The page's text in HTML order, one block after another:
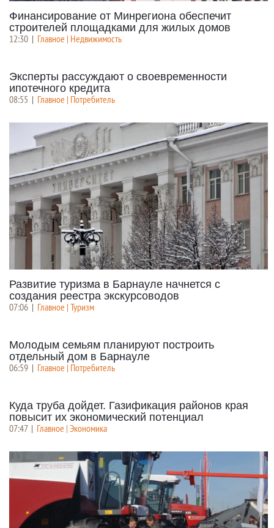
Финансирование от Минрегиона обеспечит
строителей площадками для жилых домов
12:30 | Главное | Недвижимость
Эксперты рассуждают о своевременности
ипотечного кредита
08:55 | Главное | Потребитель
Развитие туризма в Барнауле начнется с
создания реестра экскурсоводов
07:06 | Главное | Туризм
Молодым семьям планируют построить
отдельный дом в Барнауле
06:59 | Главное | Потребитель
Куда труба дойдет. Газификация районов края
повысит их экономический потенциал
07:47 | Главное | Экономика